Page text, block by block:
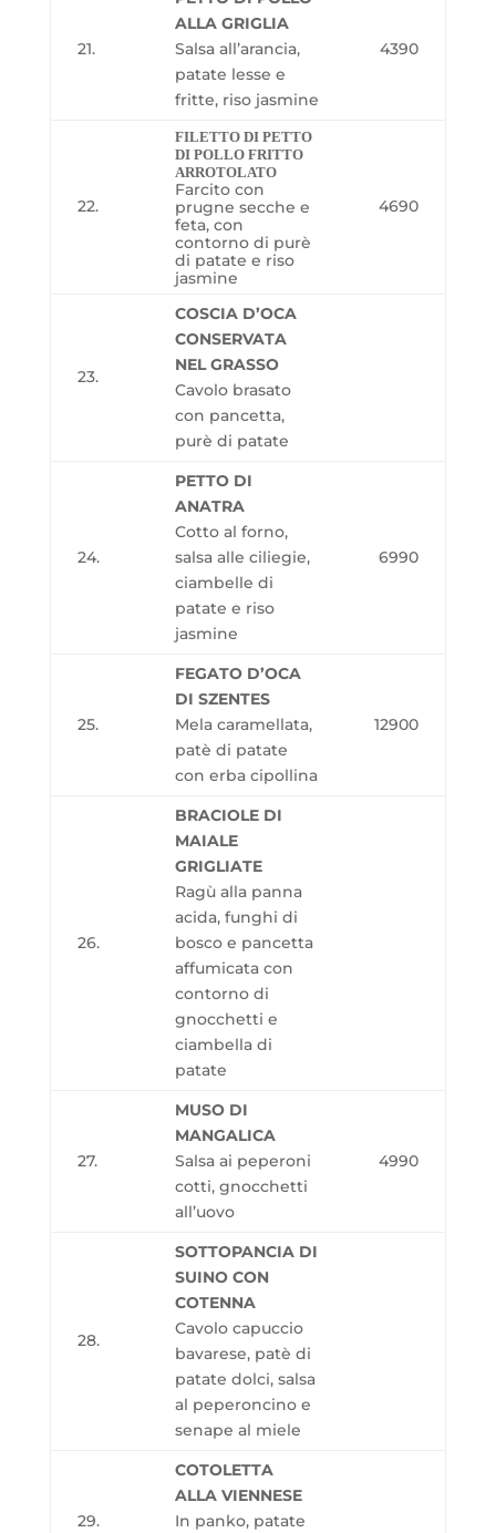
21.
ALLA GRIGLIA
Salsa all’arancia,
patate lesse e
fritte, riso jasmine
4390
22.
FILETTO DI PETTO
DI POLLO FRITTO
ARROTOLATO
Farcito con
prugne secche e
feta, con
contorno di purè
di patate e riso
jasmine
4690
23.
COSCIA D’OCA
CONSERVATA
NEL GRASSO
Cavolo brasato
con pancetta,
purè di patate
24.
PETTO DI
ANATRA
Cotto al forno,
salsa alle ciliegie,
ciambelle di
patate e riso
jasmine
6990
25.
FEGATO D’OCA
DI SZENTES
Mela caramellata,
patè di patate
con erba cipollina
12900
26.
BRACIOLE DI
MAIALE
GRIGLIATE
Ragù alla panna
acida, funghi di
bosco e pancetta
affumicata con
contorno di
gnocchetti e
ciambella di
patate
27.
MUSO DI
MANGALICA
Salsa ai peperoni
cotti, gnocchetti
all’uovo
4990
28.
SOTTOPANCIA DI
SUINO CON
COTENNA
Cavolo capuccio
bavarese, patè di
patate dolci, salsa
al peperoncino e
senape al miele
29.
COTOLETTA
ALLA VIENNESE
In panko, patate